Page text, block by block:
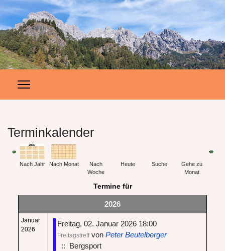
Terminkalender
Nach Jahr Nach Monat
Nach
Woche
Heute Suche
Gehe zu
Monat
Termine für
2026
Januar
2026
Freitag, 02. Januar 2026 18:00
Freitagstreffvon Peter Beutelberger
:: Bergsport